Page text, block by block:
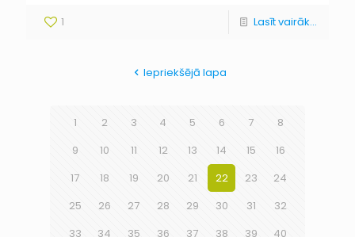
1 Lasīt vairāk...
Iepriekšējā lapa
1 2 3 4 5 6 7
8
9
10 11 12 13 14 15
16
17
18 19 20 21 22 23
24
25
26 27 28 29 30 31
32
33
34 35 36 37 38 39
40